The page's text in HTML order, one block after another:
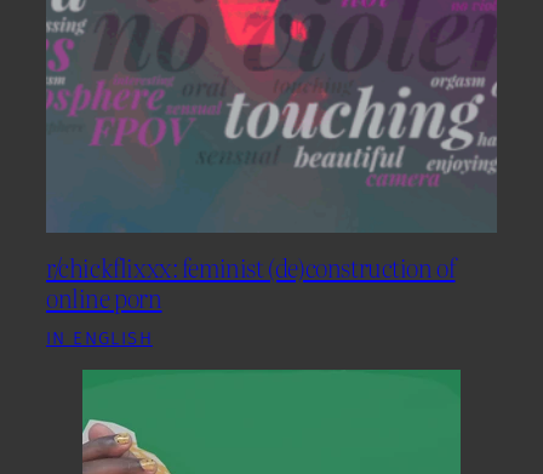
r/chickflixxx: feminist (de)construction of
online porn
IN ENGLISH